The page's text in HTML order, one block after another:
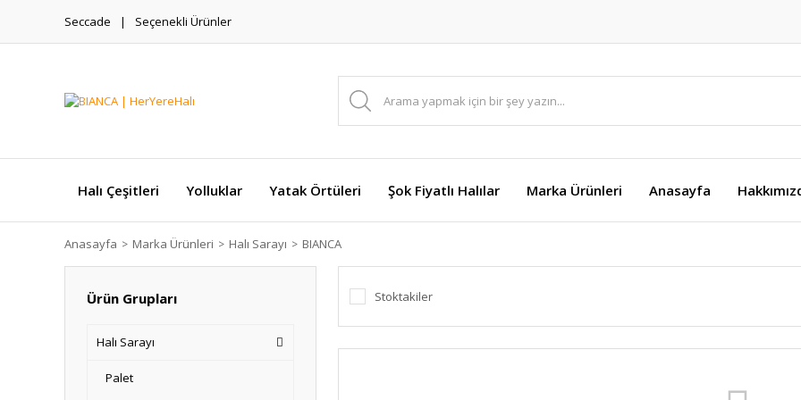
Seccade Seçenekli Ürünler
Halı Çeşitleri Yolluklar Yatak Örtüleri Şok Fiyatlı Halılar Marka Ürünleri Anasayfa
Anasayfa Marka Ürünleri Halı Sarayı BIANCA
Ürün Grupları
Halı Sarayı
Palet
Stoktakiler